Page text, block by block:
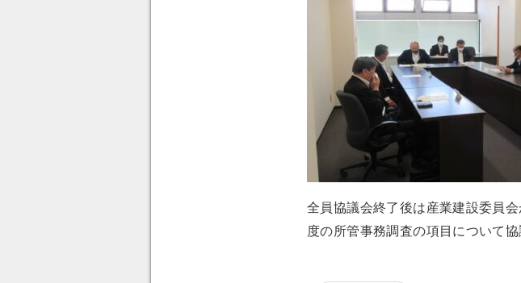
全員協議会終了後は産業建設委員
度の所管事務調査の項目について協